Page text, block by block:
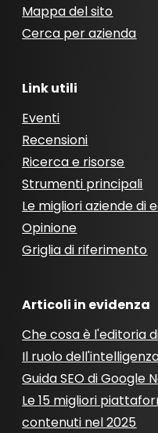
Mappa del sito
Cerca per azienda
Link utili
Eventi
Recensioni
Ricerca e risorse
Strumenti principali
Le migliori aziende di
Opinione
Griglia di riferimento
Articoli in evidenza
Che cosa è l'editoria
Il ruolo
Guida SEO di Google
Le 15 migliori
contenuti nel 2025